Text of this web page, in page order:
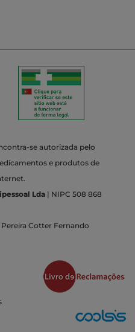
se autorizada pelo
e produtos de
Lda | NIPC 508 868
Pereira Cotter Fernando